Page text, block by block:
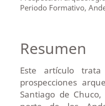
Periodo Formativo,
Resumen
Este artículo
prospecciones
Santiago de